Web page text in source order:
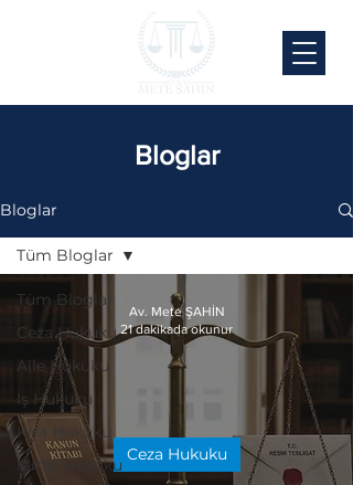
Bloglar
Bloglar
Tüm Bloglar
Ceza Hukuku
Aile Hukuku
İş Hukuku
Kira Hukuku
Miras Hukuku
Tüm Bloglar
Ceza Hukuku
Av. Mete ŞAHİN
21 dakikada okunur